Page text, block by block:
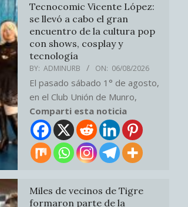
Tecnocomic Vicente López:
se llevó a cabo el gran
encuentro de la cultura pop
con shows, cosplay y
tecnología
BY: ADMINURB ON: 06/08/2026
El pasado sábado 1° de agosto,
en el Club Unión de Munro,
Comparti esta noticia
Miles de vecinos de Tigre
formaron parte de la